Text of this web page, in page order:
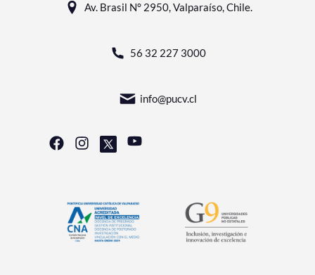
Av. Brasil N° 2950, Valparaíso, Chile.
56 32 227 3000
info@pucv.cl